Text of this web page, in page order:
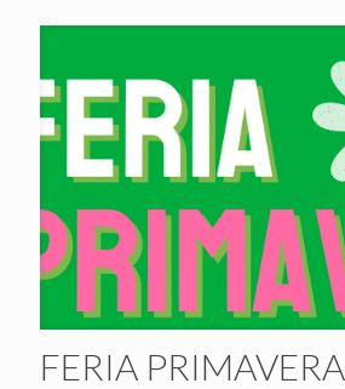
FERIA PRIMAVERA